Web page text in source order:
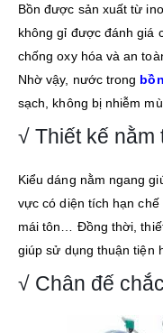
Bồn được sản xuất từ
không gỉ được đánh giá
chống oxy hóa và an
Nhờ vậy, nước trong
sạch, không bị nhiễm
√ Thiết kế nằm
Kiểu dáng nằm ngang
vực có diện tích hạn
mái tôn… Đồng thời,
giúp sử dụng thuận tiện
√ Chân đế